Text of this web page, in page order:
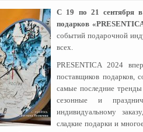
С 19 по 21 сентября в
подарков
событий подарочной
всех.
PRESENTICA 2024
поставщиков подарков,
самые последние
сезонные и
индивидуальному
сладкие подарки и